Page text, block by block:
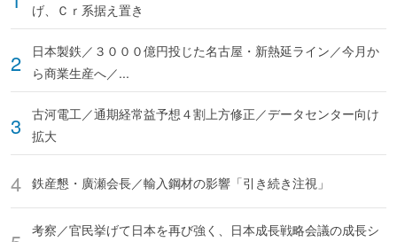
げ、Ｃｒ系据え置き
日本製鉄／３０００億円投じた名古屋・新熱延ライン／今月か
ら商業生産へ／...
古河電工／通期経常益予想４割上方修正／データセンター向け
拡大
鉄産懇・廣瀬会長／輸入鋼材の影響「引き続き注視」
考察／官民挙げて日本を再び強く、日本成長戦略会議の成長シ